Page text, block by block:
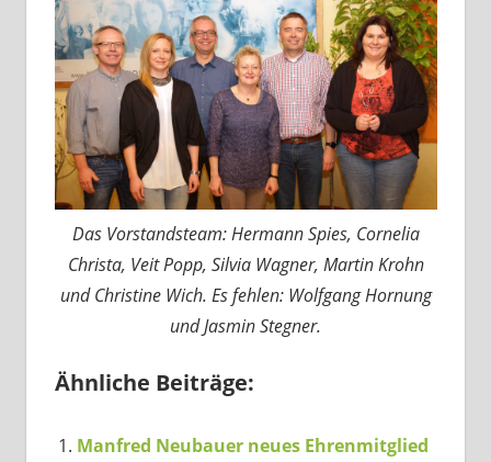
Das Vorstandsteam: Hermann Spies, Cornelia
Christa, Veit Popp, Silvia Wagner, Martin Krohn
und Christine Wich. Es fehlen: Wolfgang Hornung
und Jasmin Stegner.
Ähnliche Beiträge:
Manfred Neubauer neues Ehrenmitglied